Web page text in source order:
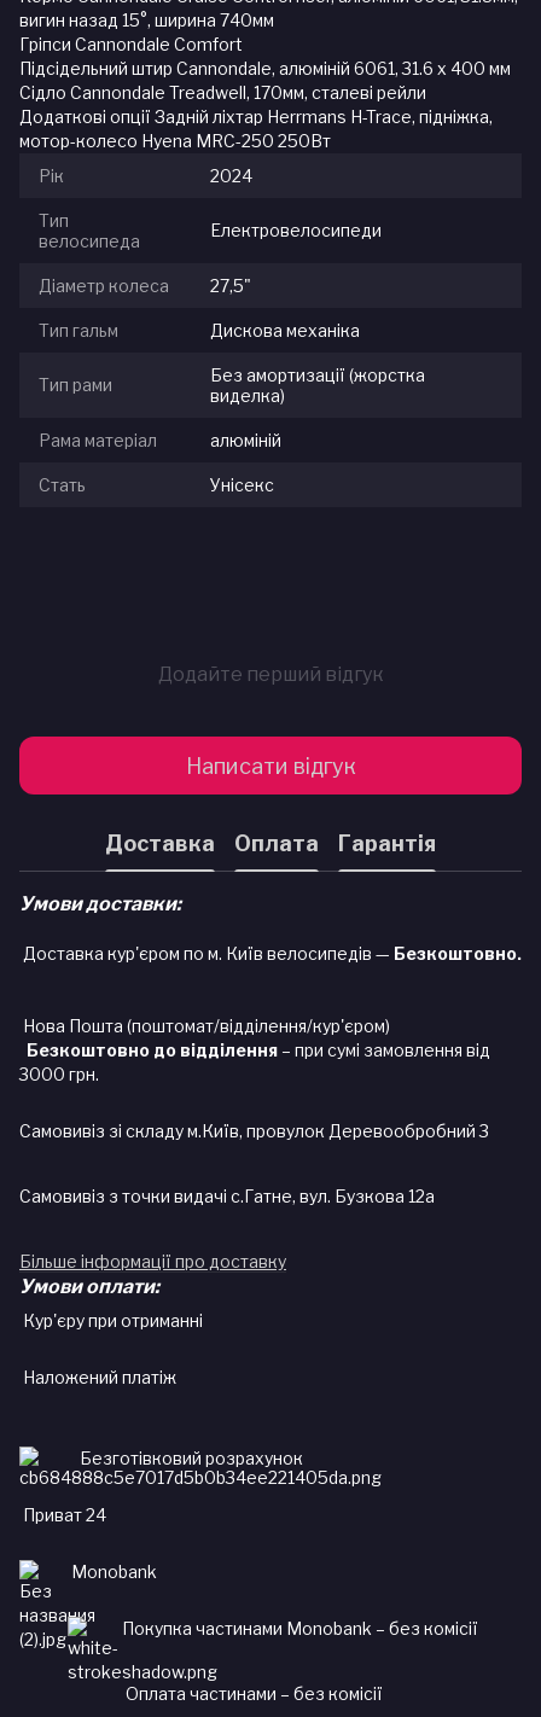
вигин назад 15°, ширина 740мм
Гріпси Cannondale Comfort
Підсідельний штир Cannondale, алюміній 6061, 31.6 x 400 мм
Сідло Cannondale Treadwell, 170мм, сталеві рейли
Додаткові опції Задній ліхтар Herrmans H-Trace, підніжка,
мотор-колесо Hyena MRC-250 250Вт
Рік
2024
Тип
велосипеда
Електровелосипеди
Діаметр колеса 27,5"
Тип гальм Дискова механіка
Тип рами
Без амортизації (жорстка
виделка)
Рама матеріал алюміній
Стать Унісекс
Додайте перший відгук
Написати відгук
Доставка Оплата Гарантія
Умови доставки:
Доставка кур'єром по м. Київ велосипедів — Безкоштовно.
Нова Пошта (поштомат/відділення/кур'єром)
Безкоштовно до відділення – при сумі замовлення від
3000 грн.
Самовивіз зі складу м.Київ, провулок Деревообробний 3
Самовивіз з точки видачі с.Гатне, вул. Бузкова 12а
Більше інформації про доставку
Умови оплати:
Кур'єру при отриманні
Наложений платіж
Безготівковий розрахунок
Приват 24
Monobank
Покупка частинами Monobank – без комісії
Оплата частинами – без комісії